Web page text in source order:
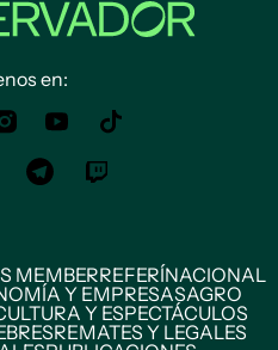
en:
MEMBERREFERÍNACIONAL
Y EMPRESASAGRO
Y ESPECTÁCULOS
REMATES Y LEGALES